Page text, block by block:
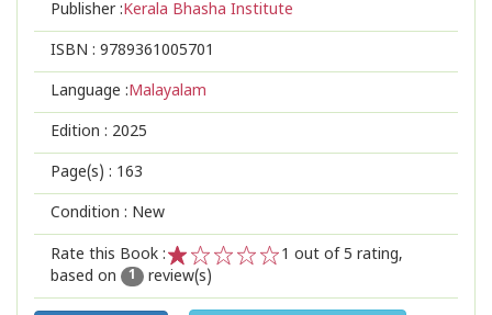
Publisher :Kerala Bhasha Institute
ISBN : 9789361005701
Language :Malayalam
Edition : 2025
Page(s) : 163
Condition : New
Rate this Book :
2
1
1 out of 5 rating,
based on
1 review(s)